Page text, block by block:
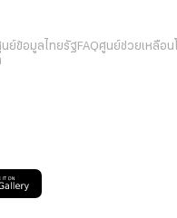
นย์ข้อมูลไทยรัฐFAQศูนย์ช่วยเหลือน